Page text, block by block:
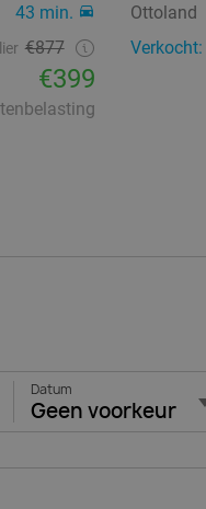
43 min.
€877
€399
Ottoland
Datum
Geen voorkeur